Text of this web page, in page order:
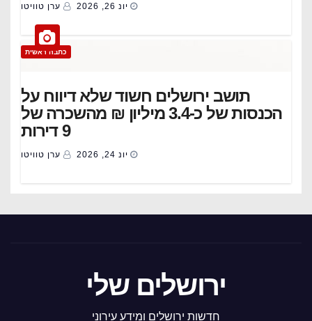
יונ 26, 2026 ערן טוויטו
כתבה ראשית
תושב ירושלים חשוד שלא דיווח על
הכנסות של כ-3.4 מיליון ₪ מהשכרה של
9 דירות
יונ 24, 2026 ערן טוויטו
ירושלים שלי
חדשות ירושלים ומידע עירוני